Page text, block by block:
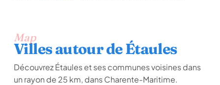
Map
Villes autour de Étaules
Découvrez Étaules et ses communes voisines dans
un rayon de 25 km, dans Charente-Maritime.